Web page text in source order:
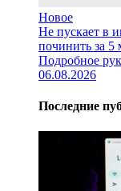
Новое
Не пускает в
починить за 5
Подробное
06.08.2026
Последние